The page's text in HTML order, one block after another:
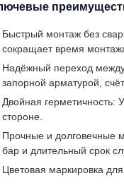
Быстрый монтаж без
сокращает время
Надёжный переход
запорной арматурой,
Двойная герметичность:
стороне.
Прочные и долговечные
бар и длительный срок
Цветовая маркировка